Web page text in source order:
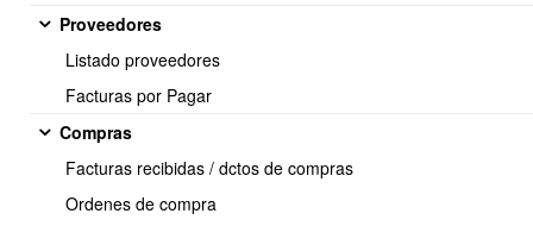
Proveedores
Listado proveedores
Facturas por Pagar
Compras
Facturas recibidas / dctos de compras
Ordenes de compra